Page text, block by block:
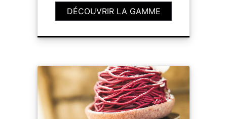
CHEF'S LIST
SUR-MESURE
DÉCOUVRIR LA GAMME